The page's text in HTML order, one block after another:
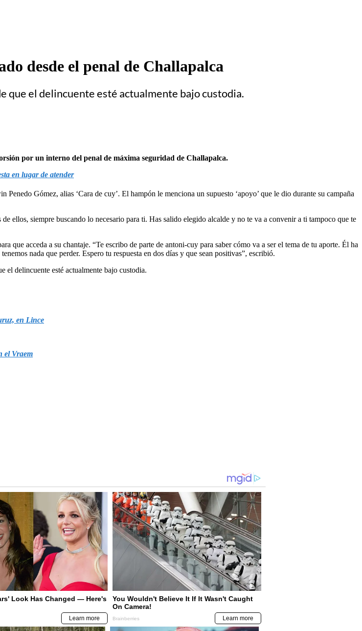
desde el penal de Challapalca
que el delincuente esté actualmente bajo custodia.
por un interno del penal de máxima seguridad de Challapalca.
en lugar de atender
Gómez, alias ‘Cara de cuy’. El hampón le menciona un supuesto ‘apoyo’ que le dio durante su campaña
ellos, siempre buscando lo necesario para ti. Has salido elegido alcalde y no te va a convenir a ti tampoco que te
que acceda a su chantaje. “Te escribo de parte de antoni-cuy para saber cómo va a ser el tema de tu aporte. Él ha
nada que perder. Espero tu respuesta en dos días y que sean positivas”, escribió.
el delincuente esté actualmente bajo custodia.
en Lince
el Vraem